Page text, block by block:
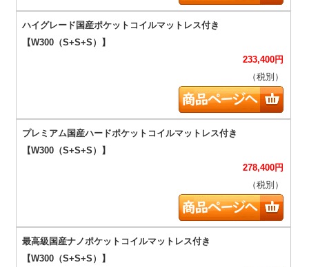
233,400円
（税別）
278,400円
（税別）